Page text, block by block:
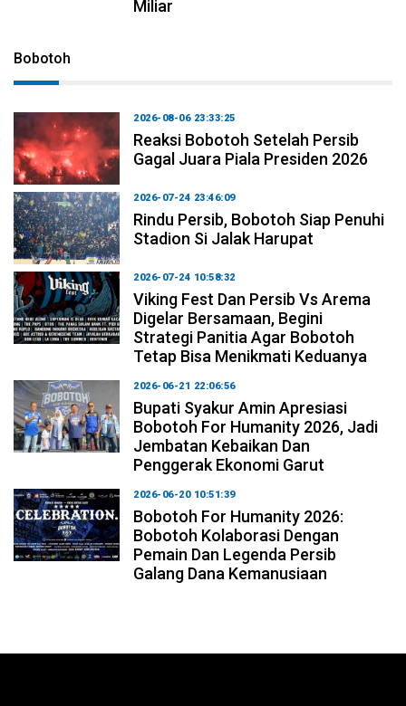
Miliar
Bobotoh
2026-08-06 23:33:25
Reaksi Bobotoh Setelah Persib
Gagal Juara Piala Presiden 2026
2026-07-24 23:46:09
Rindu Persib, Bobotoh Siap Penuhi
Stadion Si Jalak Harupat
2026-07-24 10:58:32
Viking Fest Dan Persib Vs Arema
Digelar Bersamaan, Begini
Strategi Panitia Agar Bobotoh
Tetap Bisa Menikmati Keduanya
2026-06-21 22:06:56
Bupati Syakur Amin Apresiasi
Bobotoh For Humanity 2026, Jadi
Jembatan Kebaikan Dan
Penggerak Ekonomi Garut
2026-06-20 10:51:39
Bobotoh For Humanity 2026:
Bobotoh Kolaborasi Dengan
Pemain Dan Legenda Persib
Galang Dana Kemanusiaan